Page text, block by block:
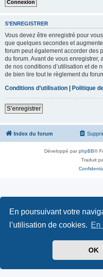
En poursuivant votre
l’utilisation de cookies. En
OK
S’ENREGISTRER
Vous devez être enregistré pour
que quelques secondes et
forum peut également accorder des
du forum. Avant de vous enregistrer,
de nos conditions d’utilisation et de
de bien lire tout le règlement du
Conditions d’utilisation | Politique
S’enregistrer
Index du forum
Développé parphpBB®
Traduit